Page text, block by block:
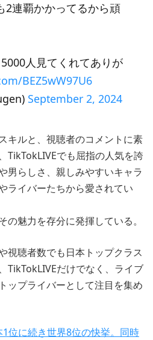
2連覇かかってるから頑
人見てくれてありが
BEZ5wW97U6
September 2, 2024
キルと、視聴者のコメントに素
TikTokLIVEでも屈指の人気を誇
男らしさ、親しみやすいキャラ
ライバーたちから愛されてい
魅力を存分に発揮している。
視聴者数でも日本トップクラス
TikTokLIVEだけでなく、ライブ
ップライバーとして注目を集め
1位に続き世界8位の快挙。同時